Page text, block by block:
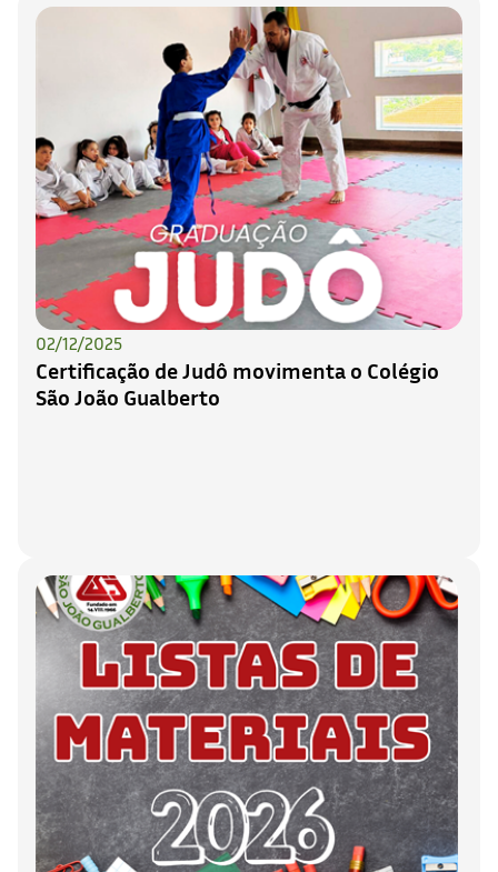
02/12/2025
Certificação de Judô movimenta o Colégio
São João Gualberto